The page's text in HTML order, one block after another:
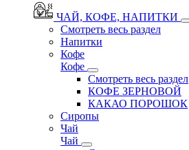
ЧАЙ, КОФЕ, НАПИТКИ
Смотреть весь раздел
Напитки
Кофе
Кофе
Смотреть весь раздел
КОФЕ ЗЕРНОВОЙ
КАКАО ПОРОШОК
Сиропы
Чай
Чай